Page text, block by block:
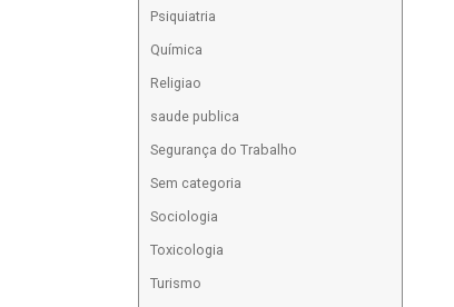
Psiquiatria
Química
Religiao
saude publica
Segurança do Trabalho
Sem categoria
Sociologia
Toxicologia
Turismo